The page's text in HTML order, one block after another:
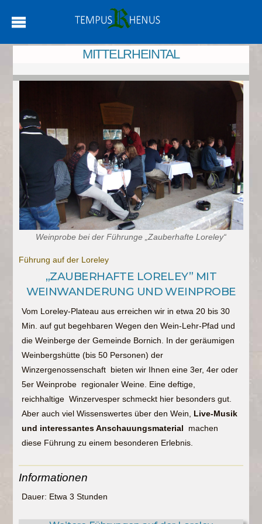
MITTELRHEINTAL
Weinprobe bei der Führunge „Zauberhafte Loreley“
Führung auf der Loreley
„ZAUBERHAFTE LORELEY” MIT
WEINWANDERUNG UND WEINPROBE
Vom Loreley-Plateau aus erreichen wir in etwa 20 bis 30
Min. auf gut begehbaren Wegen den Wein-Lehr-Pfad und
die Weinberge der Gemeinde Bornich. In der geräumigen
Weinbergshütte (bis 50 Personen) der
Winzergenossenschaft bieten wir Ihnen eine 3er, 4er oder
5er Weinprobe regionaler Weine. Eine deftige,
reichhaltige Winzervesper schmeckt hier besonders gut.
Aber auch viel Wissenswertes über den Wein, Live-Musik
und interessantes Anschauungsmaterial machen
diese Führung zu einem besonderen Erlebnis.
Informationen
Dauer: Etwa 3 Stunden